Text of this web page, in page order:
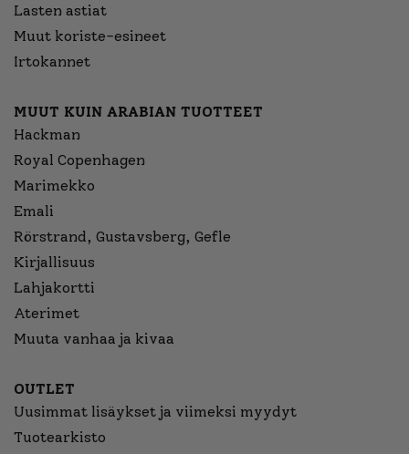
Lasten astiat
Muut koriste-esineet
Irtokannet
MUUT KUIN ARABIAN TUOTTEET
Hackman
Royal Copenhagen
Marimekko
Emali
Rörstrand, Gustavsberg, Gefle
Kirjallisuus
Lahjakortti
Aterimet
Muuta vanhaa ja kivaa
OUTLET
Uusimmat lisäykset ja viimeksi myydyt
Tuotearkisto